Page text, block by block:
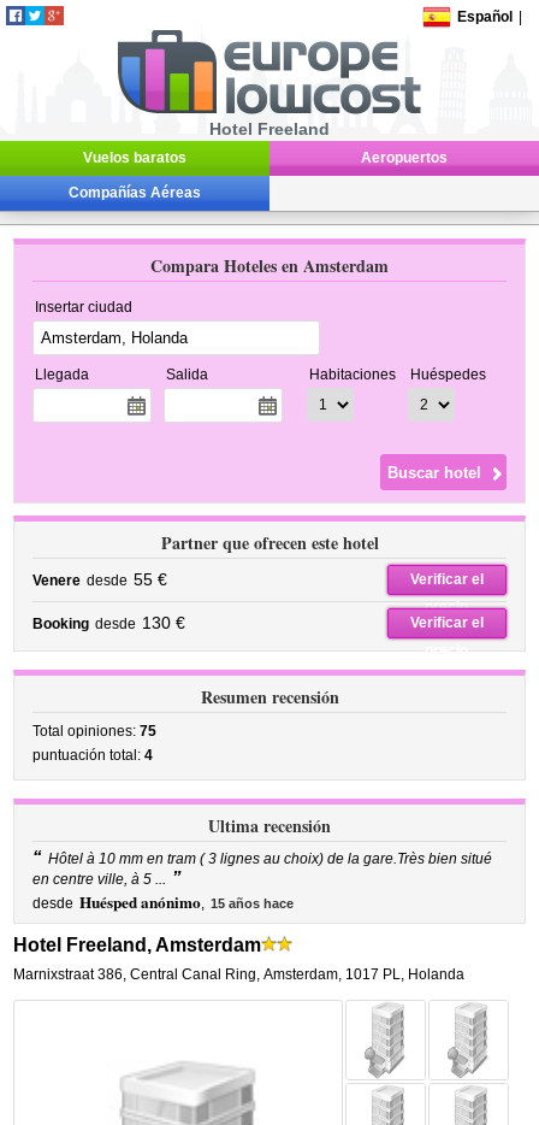
Español
Hotel Freeland
Vuelos baratos Aeropuertos
Compañías Aéreas
Compara Hoteles en Amsterdam
Insertar ciudad
Llegada Salida Habitaciones Huéspedes
Partner que ofrecen este hotel
Venere desde 55 €
Verificar el
precio
Booking desde 130 €
Verificar el
precio
Resumen recensión
Total opiniones:75
puntuación total:4
Ultima recensión
“ Hôtel à 10 mm en tram ( 3 lignes au choix) de la gare.Très bien situé
en centre ville, à 5 ... ”
desde Huésped anónimo, 15 años hace
Hotel Freeland, Amsterdam
Marnixstraat 386,Central Canal Ring, Amsterdam, 1017 PL, Holanda